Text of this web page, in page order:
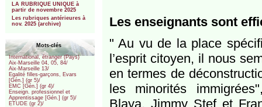
LA RUBRIQUE UNIQUE à
partir de novembre 2025
Les rubriques antérieures à
nov. 2025 (archive)
Mots-clés
International, étranger (Pays)
Aix-Marseille 04, 05, 84/
Aix-Marseille 13/
Egalité filles-garçons, Evars
[Gén.] (gr 5)/
EMC [Gén.] (gr 4)/
Enseign. professionnel et
Apprentissage [Gén.] (gr 5)/
ETUDE (gr 2)/
Les enseignants sont
" Au vu de la place
l’esprit citoyen, il nous
en termes de
les minorités
Blaya, Jimmy Stef et